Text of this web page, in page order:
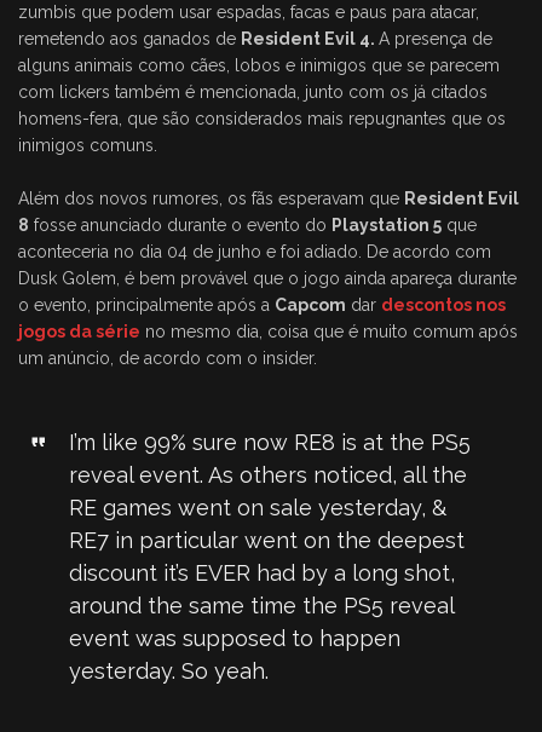
zumbis que podem usar espadas, facas e paus para atacar,
remetendo aos ganados de Resident Evil 4. A presença de
alguns animais como cães, lobos e inimigos que se parecem
com lickers também é mencionada, junto com os já citados
homens-fera, que são considerados mais repugnantes que os
inimigos comuns.
Além dos novos rumores, os fãs esperavam que Resident Evil
8 fosse anunciado durante o evento do Playstation 5 que
aconteceria no dia 04 de junho e foi adiado. De acordo com
Dusk Golem, é bem provável que o jogo ainda apareça durante
o evento, principalmente após a Capcom dar descontos nos
jogos da série no mesmo dia, coisa que é muito comum após
um anúncio, de acordo com o insider.
I’m like 99% sure now RE8 is at the PS5
reveal event. As others noticed, all the
RE games went on sale yesterday, &
RE7 in particular went on the deepest
discount it’s EVER had by a long shot,
around the same time the PS5 reveal
event was supposed to happen
yesterday. So yeah.